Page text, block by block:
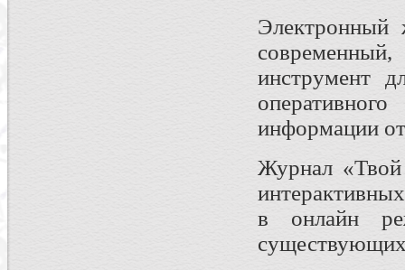
инструмент
информации
Журнал
в онлайн